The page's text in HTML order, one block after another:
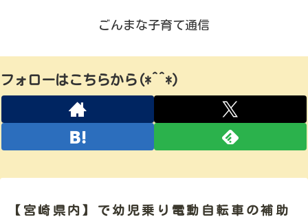
ごんまな子育て通信
フォローはこちらから(*^^*)
【宮崎県内】で幼児乗り電動自転車の補助